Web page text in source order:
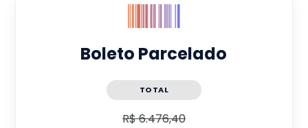
Boleto Parcelado
TOTAL
R$ 6.476,40